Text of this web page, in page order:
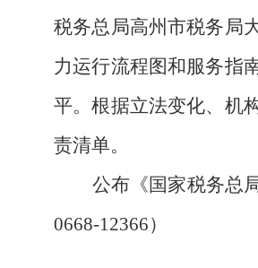
税务总局高州市税务局
力运行流程图和服务指
平。根据立法变化、机
责清单。
公布《国家税务总
0668-12366）